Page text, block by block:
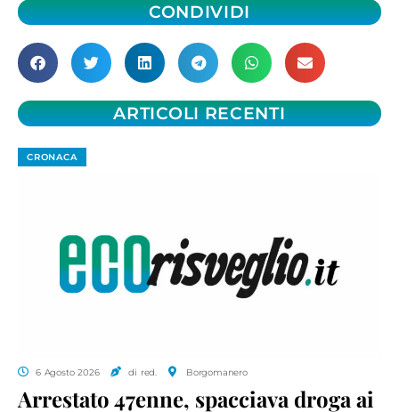
CONDIVIDI
ARTICOLI RECENTI
CRONACA
6 Agosto 2026 di red. Borgomanero
Arrestato 47enne, spacciava droga ai